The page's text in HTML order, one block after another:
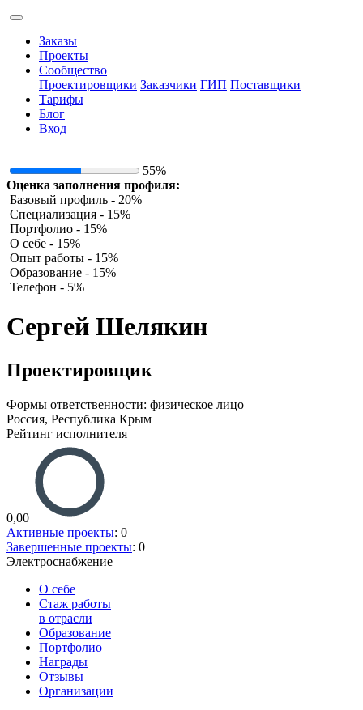
Заказы
Проекты
Сообщество
Проектировщики Заказчики ГИП Поставщики
Тарифы
Блог
Вход
55%
Оценка заполнения профиля:
Базовый профиль - 20%
Специализация - 15%
Портфолио - 15%
О себе - 15%
Опыт работы - 15%
Образование - 15%
Телефон - 5%
Сергей Шелякин
Проектировщик
Формы ответственности: физическое лицо
Россия, Республика Крым
Рейтинг исполнителя
0,00
Активные проекты: 0
Завершенные проекты: 0
Электроснабжение
О себе
Стаж работы
в отрасли
Образование
Портфолио
Награды
Отзывы
Организации